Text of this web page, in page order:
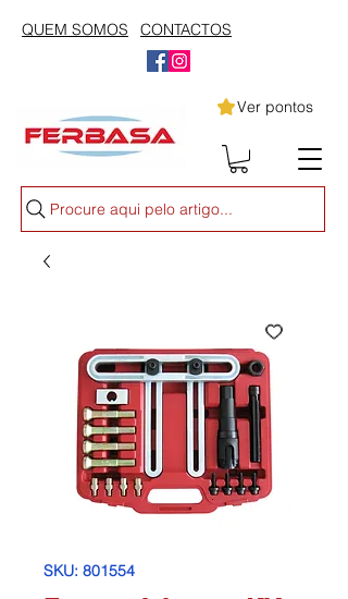
QUEM SOMOS CONTACTOS
Ver pontos
Procure aqui pelo artigo...
SKU: 801554